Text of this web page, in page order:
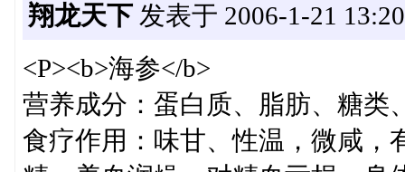
翔龙天下发表于 2006-1-21 13:20
<P><b>海参</b>
营养成分：蛋白质、脂肪、糖类
食疗作用：味甘、性温，微咸，